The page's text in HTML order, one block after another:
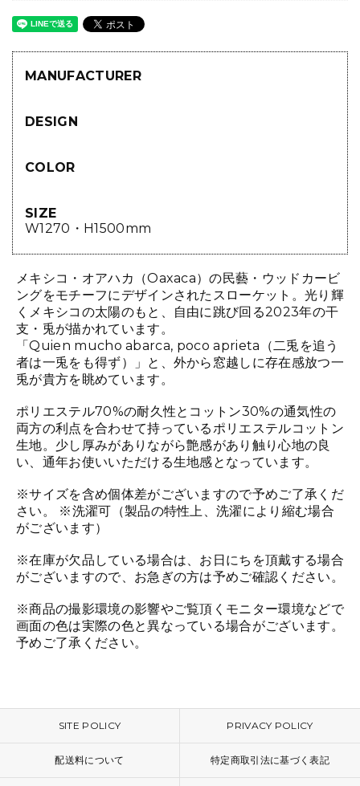
MANUFACTURER
DESIGN
COLOR
SIZE
W1270・H1500mm
メキシコ・オアハカ（Oaxaca）の民藝・ウッドカービ
ングをモチーフにデザインされたスローケット。光り輝
くメキシコの太陽のもと、自由に跳び回る2023年の干
支・兎が描かれています。
「Quien mucho abarca, poco aprieta（二兎を追う
者は一兎をも得ず）」と、外から窓越しに存在感放つ一
兎が貴方を眺めています。
ポリエステル70%の耐久性とコットン30%の通気性の
両方の利点を合わせて持っているポリエステルコットン
生地。少し厚みがありながら艶感があり触り心地の良
い、通年お使いいただける生地感となっています。
※サイズを含め個体差がございますので予めご了承くだ
さい。 ※洗濯可（製品の特性上、洗濯により縮む場合
がございます）
※在庫が欠品している場合は、お日にちを頂戴する場合
がございますので、お急ぎの方は予めご確認ください。
※商品の撮影環境の影響やご覧頂くモニター環境などで
画面の色は実際の色と異なっている場合がございます。
予めご了承ください。
SITE POLICY PRIVACY POLICY
配送料について 特定商取引法に基づく表記